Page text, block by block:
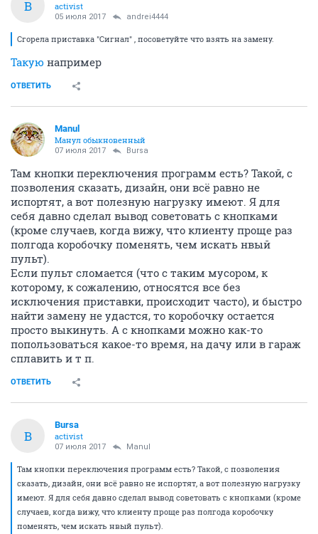
B
activist
05 июля 2017 andrei4444
Сгорела приставка "Сигнал" , посоветуйте что взять на замену.
Такую например
ОТВЕТИТЬ
Manul
Манул обыкновенный
07 июля 2017 Bursa
Там кнопки переключения программ есть? Такой, с
позволения сказать, дизайн, они всё равно не
испортят, а вот полезную нагрузку имеют. Я для
себя давно сделал вывод советовать с кнопками
(кроме случаев, когда вижу, что клиенту проще раз
полгода коробочку поменять, чем искать нвый
пульт).
Если пульт сломается (что с таким мусором, к
которому, к сожалению, относятся все без
исключения приставки, происходит часто), и быстро
найти замену не удастся, то коробочку остается
просто выкинуть. А с кнопками можно как-то
попользоваться какое-то время, на дачу или в гараж
сплавить и т п.
ОТВЕТИТЬ
B
Bursa
activist
07 июля 2017 Manul
Там кнопки переключения программ есть? Такой, с позволения
сказать, дизайн, они всё равно не испортят, а вот полезную нагрузку
имеют. Я для себя давно сделал вывод советовать с кнопками (кроме
случаев, когда вижу, что клиенту проще раз полгода коробочку
поменять, чем искать нвый пульт).